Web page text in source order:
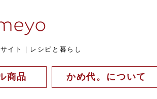
イト｜レシピと暮らし
商品 かめ代。について